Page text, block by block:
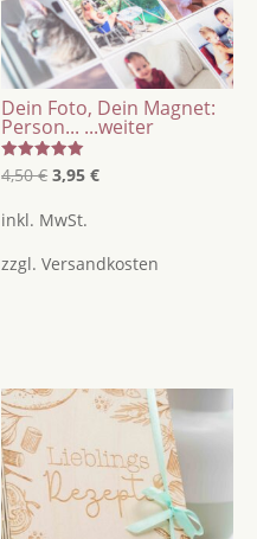
Dein Foto, Dein Magnet:
Person... ...weiter
Bewertet
mit
von 5
4,50€ Ursprünglicher
4,50 €
3,95€Aktueller
3,95 €.
inkl. MwSt.
zzgl.Versandkosten